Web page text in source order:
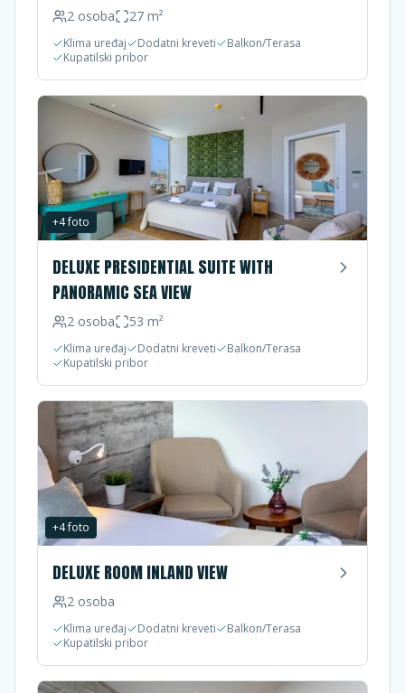
2 osoba 27 m²
Klima uređaj Dodatni kreveti
Balkon/Terasa
Kupatilski pribor
+4foto
DELUXE PRESIDENTIAL SUITE WITH
PANORAMIC SEA VIEW
2 osoba 53 m²
Klima uređaj Dodatni kreveti
Balkon/Terasa
Kupatilski pribor
+4foto
DELUXE ROOM INLAND VIEW
2 osoba
Klima uređaj Dodatni kreveti
Balkon/Terasa
Kupatilski pribor